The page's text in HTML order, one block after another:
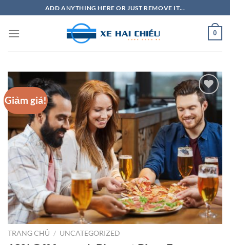
qua
nội
ADD ANYTHING HERE OR JUST REMOVE IT...
0
Giảm giá!
Add to
Wishlist
TRANG CHỦ / UNCATEGORIZED